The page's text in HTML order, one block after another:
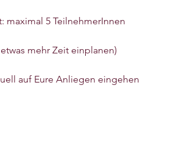
maximal 5 TeilnehmerInnen
mehr Zeit einplanen)
auf Eure Anliegen eingehen